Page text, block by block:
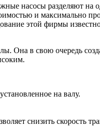
насосы разделяют
и максимально
этой фирмы
Она в свою очередь
на валу.
снизить скорость